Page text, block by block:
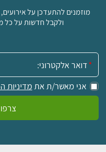
מוזמנים להתעדכן על
ולקבל חדשות על כל
אימייל:
אני מאשר/ת את מדיניות